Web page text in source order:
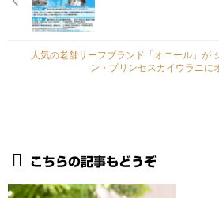
人気の老舗サーフブランド「オニール」が
ン・プリンセスカイウラニに
こちらの記事もどうぞ